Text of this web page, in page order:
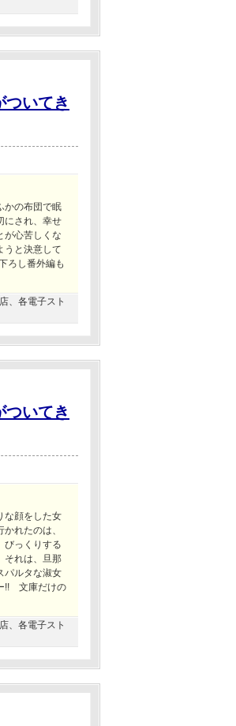
ついてき
かの布団で眠
にされ、幸せ
が心苦しくな
うと決意して
ろし番外編も
、各電子スト
ついてき
な顔をした女
れたのは、
っくりする
それは、旦那
パルタな淑女
!! 文庫だけの
、各電子スト